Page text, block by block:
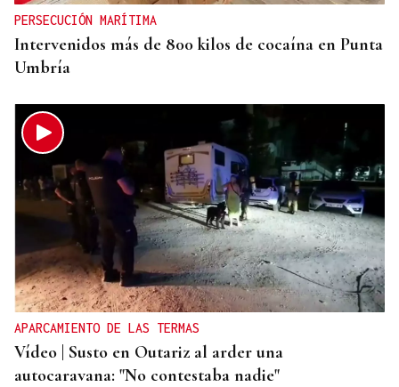
PERSECUCIÓN MARÍTIMA
Intervenidos más de 800 kilos de cocaína en Punta
Umbría
APARCAMIENTO DE LAS TERMAS
Vídeo | Susto en Outariz al arder una
autocaravana: "No contestaba nadie"